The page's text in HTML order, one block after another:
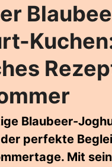
Blaubeer-
perfekte
Mit